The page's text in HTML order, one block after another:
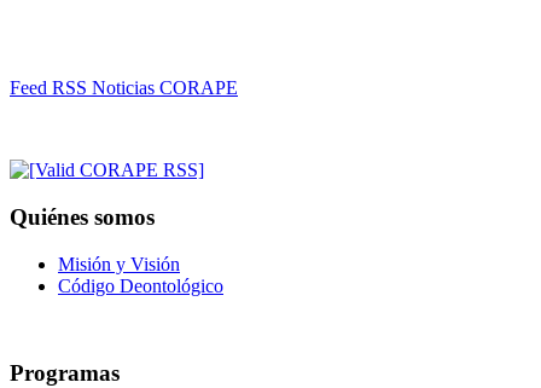
Feed RSS Noticias CORAPE
Quiénes somos
Misión y Visión
Código Deontológico
Programas